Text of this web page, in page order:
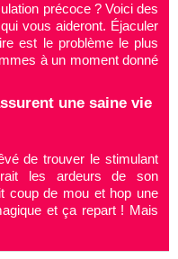
précoce ? Voici des
vous aideront. Éjaculer
est le problème le plus
à un moment donné
une saine vie
de trouver le stimulant
les ardeurs de son
coup de mou et hop une
et ça repart ! Mais